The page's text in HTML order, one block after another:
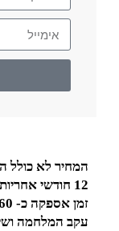
המחיר לא כולל
12 חודשי אחריות
זמן אספקה כ- 60 ימי עסקים
עקב המלחמה